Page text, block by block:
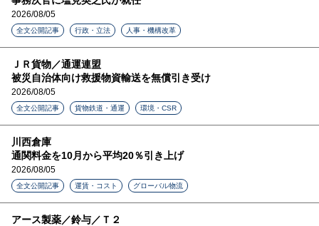
2026/08/05
全文公開記事 行政・立法 人事・機構改革
ＪＲ貨物／通運連盟
被災自治体向け救援物資輸送を無償引き受け
2026/08/05
全文公開記事 貨物鉄道・通運 環境・CSR
川西倉庫
通関料金を10月から平均20％引き上げ
2026/08/05
全文公開記事 運賃・コスト グローバル物流
アース製薬／鈴与／Ｔ２